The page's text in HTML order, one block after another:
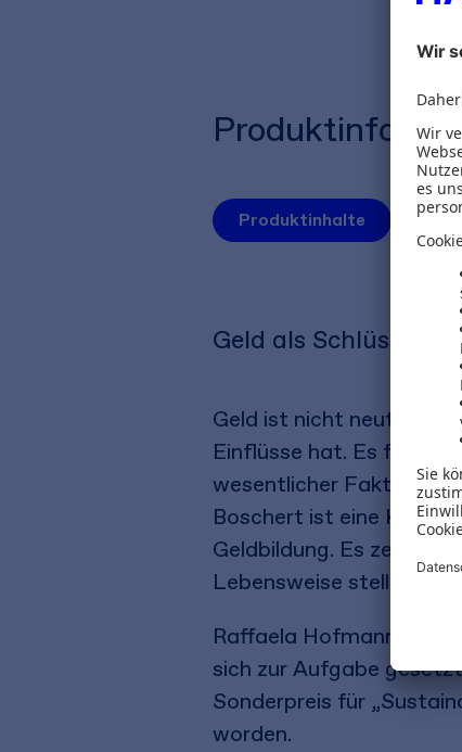
Produktinhalte
Geld als Schlüssel
Geld ist nicht neutral,
Einflüsse hat. Es formt
wesentlicher Faktor in
Boschert ist eine
Geldbildung. Es zeigt,
Lebensweise stellt.
Raffaela Hofmann und
sich zur Aufgabe
Sonderpreis für
worden.